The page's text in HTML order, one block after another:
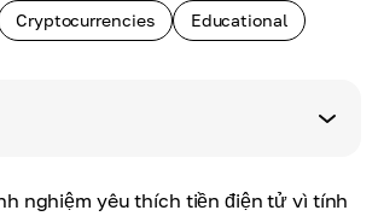
Cryptocurrencies Educational
nghiệm yêu thích tiền điện tử vì tính